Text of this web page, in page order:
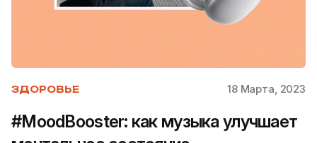
ЗДОРОВЬЕ 18 Марта, 2023
#MoodBooster: как музыка улучшает